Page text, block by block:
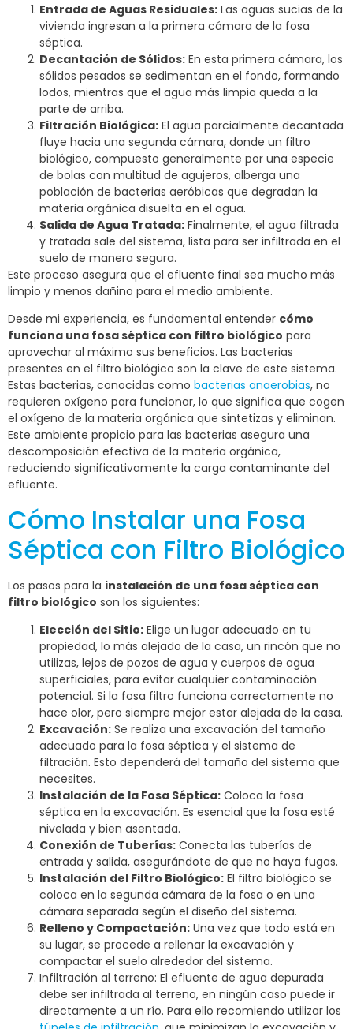
Entrada de Aguas Residuales: Las aguas sucias de la
vivienda ingresan a la primera cámara de la fosa
séptica.
Decantación de Sólidos: En esta primera cámara, los
sólidos pesados se sedimentan en el fondo, formando
lodos, mientras que el agua más limpia queda a la
parte de arriba.
Filtración Biológica: El agua parcialmente decantada
fluye hacia una segunda cámara, donde un filtro
biológico, compuesto generalmente por una especie
de bolas con multitud de agujeros, alberga una
población de bacterias aeróbicas que degradan la
materia orgánica disuelta en el agua.
Salida de Agua Tratada: Finalmente, el agua filtrada
y tratada sale del sistema, lista para ser infiltrada en el
suelo de manera segura.
Este proceso asegura que el efluente final sea mucho más
limpio y menos dañino para el medio ambiente.
Desde mi experiencia, es fundamental entender cómo
funciona una fosa séptica con filtro biológico para
aprovechar al máximo sus beneficios. Las bacterias
presentes en el filtro biológico son la clave de este sistema.
Estas bacterias, conocidas como bacterias anaerobias, no
requieren oxígeno para funcionar, lo que significa que cogen
el oxígeno de la materia orgánica que sintetizas y eliminan.
Este ambiente propicio para las bacterias asegura una
descomposición efectiva de la materia orgánica,
reduciendo significativamente la carga contaminante del
efluente.
Cómo Instalar una Fosa
Séptica con Filtro Biológico
Los pasos para la instalación de una fosa séptica con
filtro biológico son los siguientes:
Elección del Sitio: Elige un lugar adecuado en tu
propiedad, lo más alejado de la casa, un rincón que no
utilizas, lejos de pozos de agua y cuerpos de agua
superficiales, para evitar cualquier contaminación
potencial. Si la fosa filtro funciona correctamente no
hace olor, pero siempre mejor estar alejada de la casa.
Excavación: Se realiza una excavación del tamaño
adecuado para la fosa séptica y el sistema de
filtración. Esto dependerá del tamaño del sistema que
necesites.
Instalación de la Fosa Séptica: Coloca la fosa
séptica en la excavación. Es esencial que la fosa esté
nivelada y bien asentada.
Conexión de Tuberías: Conecta las tuberías de
entrada y salida, asegurándote de que no haya fugas.
Instalación del Filtro Biológico: El filtro biológico se
coloca en la segunda cámara de la fosa o en una
cámara separada según el diseño del sistema.
Relleno y Compactación: Una vez que todo está en
su lugar, se procede a rellenar la excavación y
compactar el suelo alrededor del sistema.
Infiltración al terreno: El efluente de agua depurada
debe ser infiltrada al terreno, en ningún caso puede ir
directamente a un río. Para ello recomiendo utilizar los